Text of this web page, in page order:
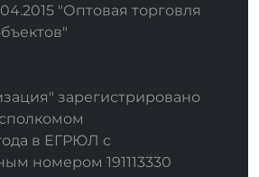
"Оптовая торговля
зарегистрировано
в ЕГРЮЛ с
номером 191113330